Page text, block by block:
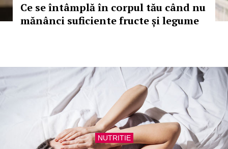
Ce se întâmplă în corpul tău când nu
mănânci suficiente fructe și legume
NUTRITIE